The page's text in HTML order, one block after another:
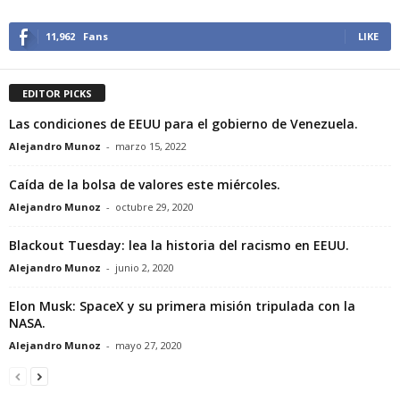
11,962 Fans LIKE
EDITOR PICKS
Las condiciones de EEUU para el gobierno de Venezuela.
Alejandro Munoz - marzo 15, 2022
Caída de la bolsa de valores este miércoles.
Alejandro Munoz - octubre 29, 2020
Blackout Tuesday: lea la historia del racismo en EEUU.
Alejandro Munoz - junio 2, 2020
Elon Musk: SpaceX y su primera misión tripulada con la
NASA.
Alejandro Munoz - mayo 27, 2020